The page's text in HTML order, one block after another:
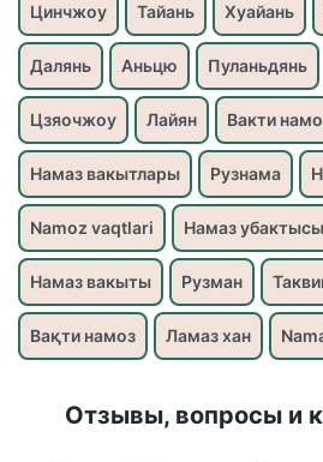
Цинчжоу Тайань Хуайань
Далянь Аньцю Пуланьдянь
Цзяочжоу Лайян Вакти
Намаз вакытлары Рузнама
Namoz vaqtlari Намаз убактысы
Намаз вакыты Рузман
Вақти намоз Ламаз хан
Отзывы, вопросы и